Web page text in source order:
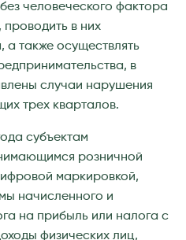
человеческого фактора
в них
а также осуществлять
в
случаи нарушения
трех кварталов.
субъектам
розничной
маркировкой,
начисленного и
на прибыль или налога с
физических лиц,